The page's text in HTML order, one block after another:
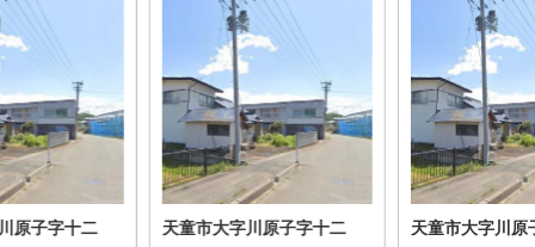
原子字十二
天童市大字川原子字十二
天童市大字川原